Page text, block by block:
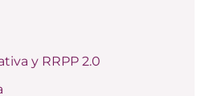
y RRPP 2.0